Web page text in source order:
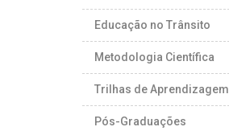
Educação no Trânsito
Metodologia Científica
Trilhas de Aprendizagem
Pós-Graduações